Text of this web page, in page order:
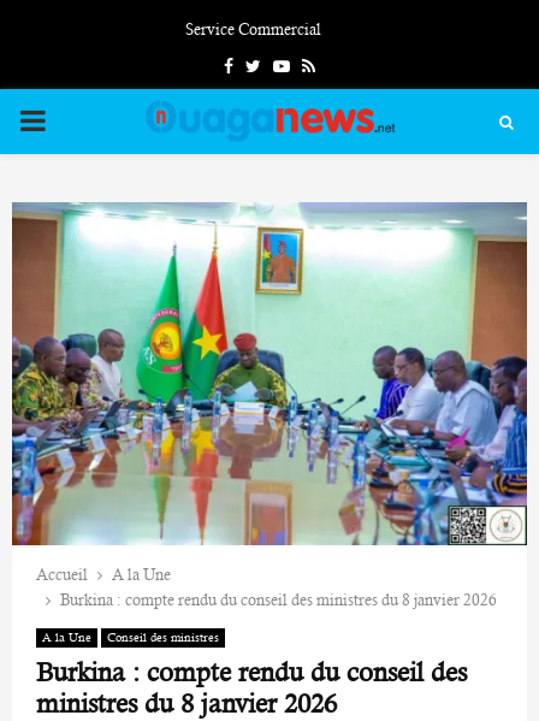
Service Commercial
FacebookTwitterYoutube
Rss
PRIMARY
Accueil
A la Une
Burkina : compte rendu du conseil des ministres du 8 janvier 2026
A la Une Conseil des ministres
Burkina : compte rendu du conseil des
ministres du 8 janvier 2026